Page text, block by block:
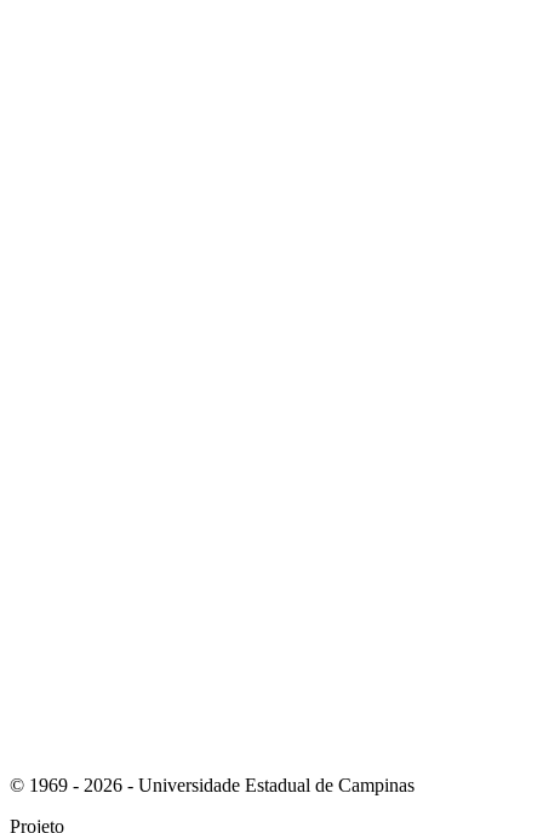
© 1969 - 2026 - Universidade Estadual de Campinas
Projeto